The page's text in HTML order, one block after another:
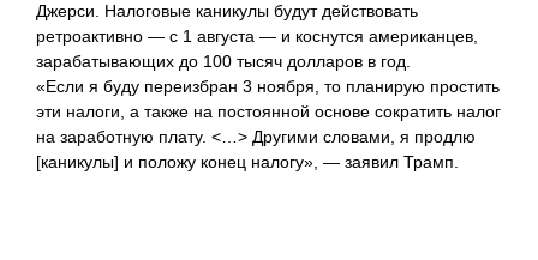
Джерси. Налоговые каникулы будут действовать
ретроактивно — с 1 августа — и коснутся американцев,
зарабатывающих до 100 тысяч долларов в год.
«Если я буду переизбран 3 ноября, то планирую простить
эти налоги, а также на постоянной основе сократить налог
на заработную плату. <…> Другими словами, я продлю
[каникулы] и положу конец налогу», — заявил Трамп.